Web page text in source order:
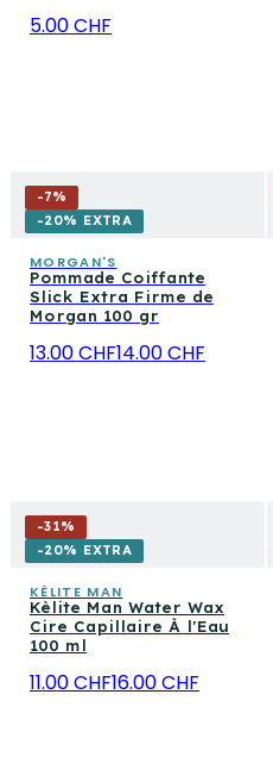
5.00 CHF
-7%
-20% EXTRA
MORGAN'S
Pommade Coiffante
Slick Extra Firme de
Morgan 100 gr
13.00 CHF14.00 CHF
-31%
-20% EXTRA
KÈLITE MAN
Kèlite Man Water Wax
Cire Capillaire À l'Eau
100 ml
11.00 CHF16.00 CHF